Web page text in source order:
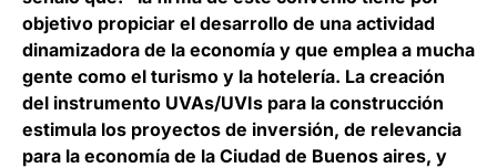
objetivo propiciar el desarrollo de una actividad
dinamizadora de la economía y que emplea a mucha
gente como el turismo y la hotelería. La creación
del instrumento UVAs/UVIs para la construcción
estimula los proyectos de inversión, de relevancia
para la economía de la Ciudad de Buenos aires, y